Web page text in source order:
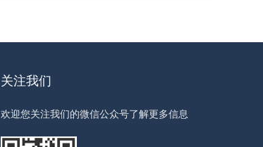
关注我们
欢迎您关注我们的微信公众号了解更多信息